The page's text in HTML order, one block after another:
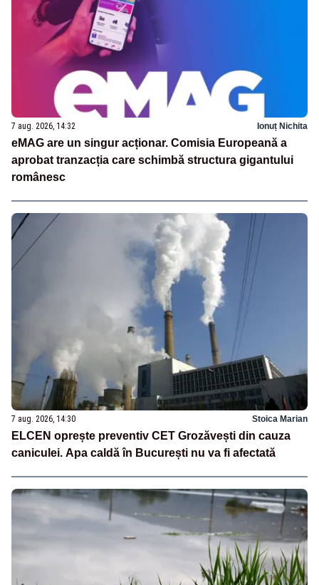
7 aug. 2026, 14:32 Ionuț Nichita
eMAG are un singur acționar. Comisia Europeană a
aprobat tranzacția care schimbă structura gigantului
românesc
7 aug. 2026, 14:30 Stoica Marian
ELCEN oprește preventiv CET Grozăvești din cauza
caniculei. Apa caldă în București nu va fi afectată